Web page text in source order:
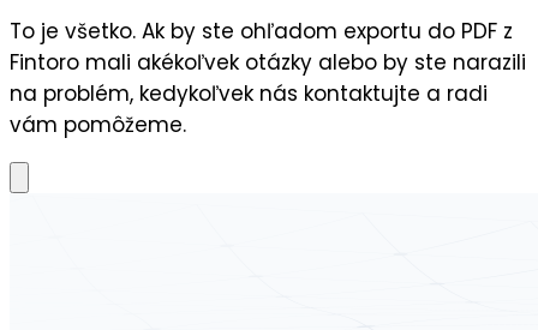
To je všetko. Ak by ste ohľadom exportu do PDF z
Fintoro mali akékoľvek otázky alebo by ste narazili
na problém, kedykoľvek nás kontaktujte a radi
vám pomôžeme.